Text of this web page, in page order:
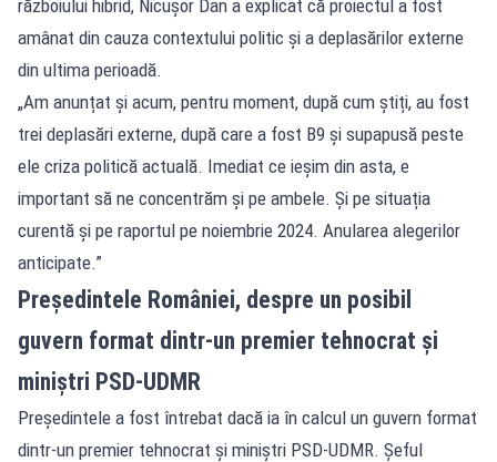
războiului hibrid, Nicușor Dan a explicat că proiectul a fost
amânat din cauza contextului politic și a deplasărilor externe
din ultima perioadă.
„Am anunțat și acum, pentru moment, după cum știți, au fost
trei deplasări externe, după care a fost B9 și supapusă peste
ele criza politică actuală. Imediat ce ieșim din asta, e
important să ne concentrăm și pe ambele. Și pe situația
curentă și pe raportul pe noiembrie 2024. Anularea alegerilor
anticipate.”
Președintele României, despre un posibil
guvern format dintr-un premier tehnocrat și
miniștri PSD-UDMR
Președintele a fost întrebat dacă ia în calcul un guvern format
dintr-un premier tehnocrat și miniștri PSD-UDMR. Șeful